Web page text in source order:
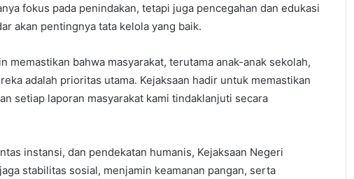
fokus pada penindakan, tetapi juga pencegahan dan edukasi
akan pentingnya tata kelola yang baik.
memastikan bahwa masyarakat, terutama anak-anak sekolah,
adalah prioritas utama. Kejaksaan hadir untuk memastikan
setiap laporan masyarakat kami tindaklanjuti secara
instansi, dan pendekatan humanis, Kejaksaan Negeri
stabilitas sosial, menjamin keamanan pangan, serta